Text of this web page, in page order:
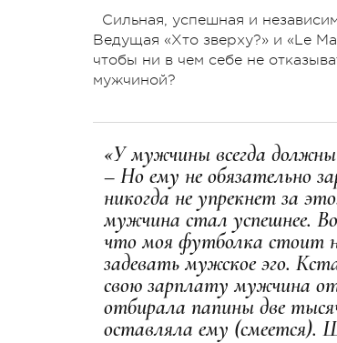
Сильная, успешная и
Ведущая «Хто зверху?» и «Le
чтобы ни в чем себе не
мужчиной?
«У мужчины всегда
– Но ему не обязательно
никогда не упрекнет за
мужчина стал успешнее.
что моя футболка стоит
задевать мужское эго.
свою зарплату мужчина
отбирала папины две
оставляла ему (смеется).